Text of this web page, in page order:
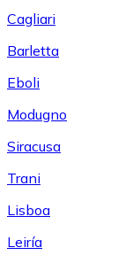
Cagliari
Barletta
Eboli
Modugno
Siracusa
Trani
Lisboa
Leiría